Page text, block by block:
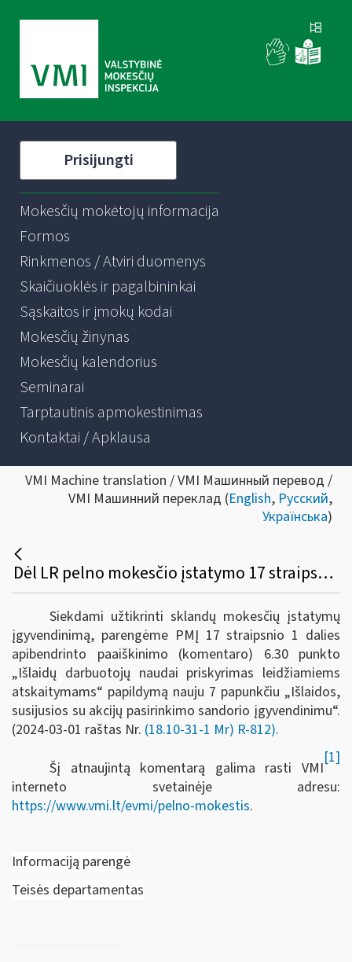
Prisijungti
Mokesčių mokėtojų informacija
Formos
Rinkmenos / Atviri duomenys
Skaičiuoklės ir pagalbininkai
Sąskaitos ir įmokų kodai
Mokesčių žinynas
Mokesčių kalendorius
Seminarai
Tarptautinis apmokestinimas
Kontaktai / Apklausa
VMI Machine translation / VMI Машинный перевод /
VMI Машинний переклад (English, Русский,
Українська)
Dėl LR pelno mokesčio įstatymo 17 straipsnio 1 dalies 6.30 punkto apibendrinto paaiškinimo (komentaro) papildymo nauju 7 papunkčiu
Siekdami užtikrinti sklandų mokesčių įstatymų
įgyvendinimą, parengėme PMĮ 17 straipsnio 1 dalies
apibendrinto paaiškinimo (komentaro) 6.30 punkto
„Išlaidų darbuotojų naudai priskyrimas leidžiamiems
atskaitymams“ papildymą nauju 7 papunkčiu „Išlaidos,
susijusios su akcijų pasirinkimo sandorio įgyvendinimu“.
(2024-03-01 raštas Nr. (18.10-31-1 Mr) R-812).
Šį atnaujintą komentarą galima rasti VMI
[1]
interneto svetainėje adresu:
https://www.vmi.lt/evmi/pelno-mokestis.
Informaciją parengė
Teisės departamentas